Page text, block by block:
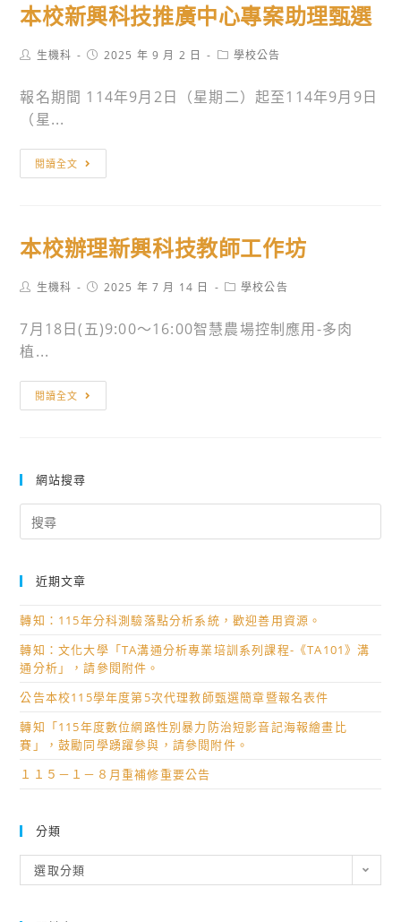
理
錄
推
中
專
助
理
資
格
符
名
本校新興科技推廣中心專案助理甄選
Post生機科
Post2025 年 9 月 2 日
Post學校公告
報名期間 114年9月2日（星期二）起至114年9月9日
（星...
閱讀全文
校
科
推
中
專
案
本校辦理新興科技教師工作坊
Post生機科
Post2025 年 7 月 14 日
Post學校公告
7月18日(五)9:00〜16:00智慧農場控制應用-多肉
植...
閱讀全文
校
興
工
坊
網站搜尋
for:
近期文章
轉知：115年分科測驗落點分析系統，歡迎善用資源。
轉知：文化大學「TA溝通分析專業培訓系列課程-《TA101》溝
通分析」，請參閱附件。
公告本校115學年度第5次代理教師甄選簡章暨報名表件
轉知「115年度數位網路性別暴力防治短影音記海報繪畫比
賽」，鼓勵同學踴躍參與，請參閱附件。
１１５－１－８月重補修重要公告
分類
類
選取分類